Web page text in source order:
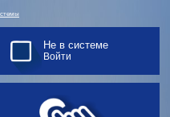
Не в системе
Войти